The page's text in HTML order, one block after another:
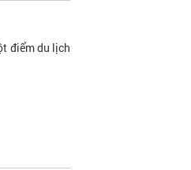
điểm du lịch